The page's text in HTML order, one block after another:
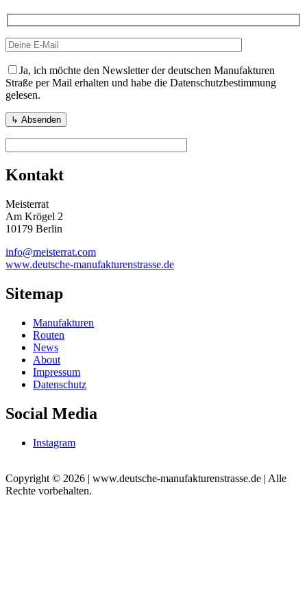
Ja, ich möchte den Newsletter der deutschen Manufakturen
Straße per Mail erhalten und habe die Datenschutzbestimmung
gelesen.
Kontakt
Meisterrat
Am Krögel 2
10179 Berlin
info@meisterrat.com
www.deutsche-manufakturenstrasse.de
Sitemap
Manufakturen
Routen
News
About
Impressum
Datenschutz
Social Media
Instagram
Copyright © 2026 | www.deutsche-manufakturenstrasse.de | Alle
Rechte vorbehalten.